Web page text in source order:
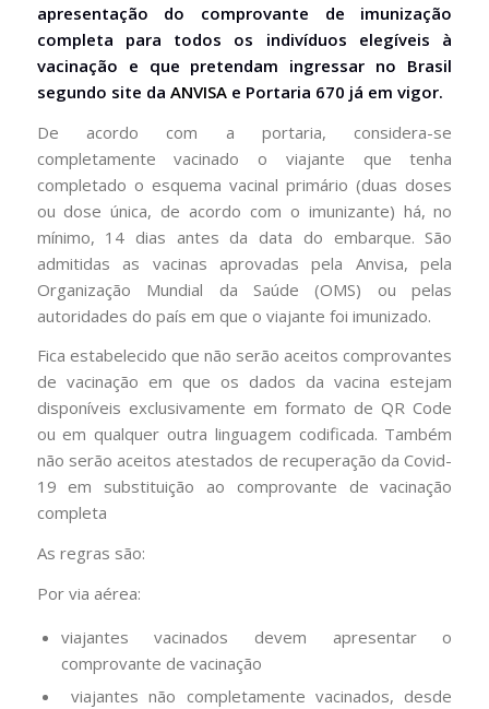
apresentação do comprovante de imunização
completa para todos os indivíduos elegíveis à
vacinação e que pretendam ingressar no Brasil
segundo site da ANVISAe Portaria 670 já em vigor.
De acordo com a portaria, considera-se
completamente vacinado o viajante que tenha
completado o esquema vacinal primário (duas doses
ou dose única, de acordo com o imunizante) há, no
mínimo, 14 dias antes da data do embarque. São
admitidas as vacinas aprovadas pela Anvisa, pela
Organização Mundial da Saúde (OMS) ou pelas
autoridades do país em que o viajante foi imunizado.
Fica estabelecido que não serão aceitos comprovantes
de vacinação em que os dados da vacina estejam
disponíveis exclusivamente em formato de QR Code
ou em qualquer outra linguagem codificada. Também
não serão aceitos atestados de recuperação da Covid-
19 em substituição ao comprovante de vacinação
completa
As regras são:
Por via aérea:
viajantes vacinados devem apresentar o
comprovante de vacinação
viajantes não completamente vacinados, desde